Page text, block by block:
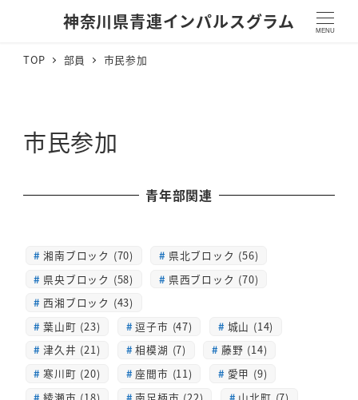
神奈川県青連インパルスグラム MENU
TOP 部員 市民参加
市民参加
青年部関連
湘南ブロック (70)
県北ブロック (56)
県央ブロック (58)
県西ブロック (70)
西湘ブロック (43)
葉山町 (23)
逗子市 (47)
城山 (14)
津久井 (21)
相模湖 (7)
藤野 (14)
寒川町 (20)
座間市 (11)
愛甲 (9)
綾瀬市 (18)
南足柄市 (22)
山北町 (7)